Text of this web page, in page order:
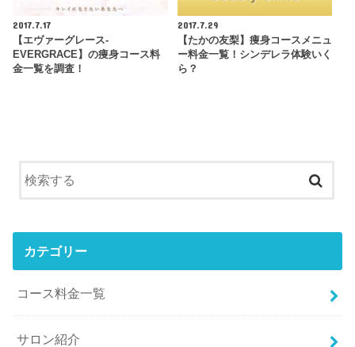
2017.7.17
【エヴァーグレース-
EVERGRACE】の痩身コース料
金一覧を調査！
2017.7.29
【たかの友梨】痩身コースメニュ
ー料金一覧！シンデレラ体験いく
ら？
カテゴリー
コース料金一覧
サロン紹介